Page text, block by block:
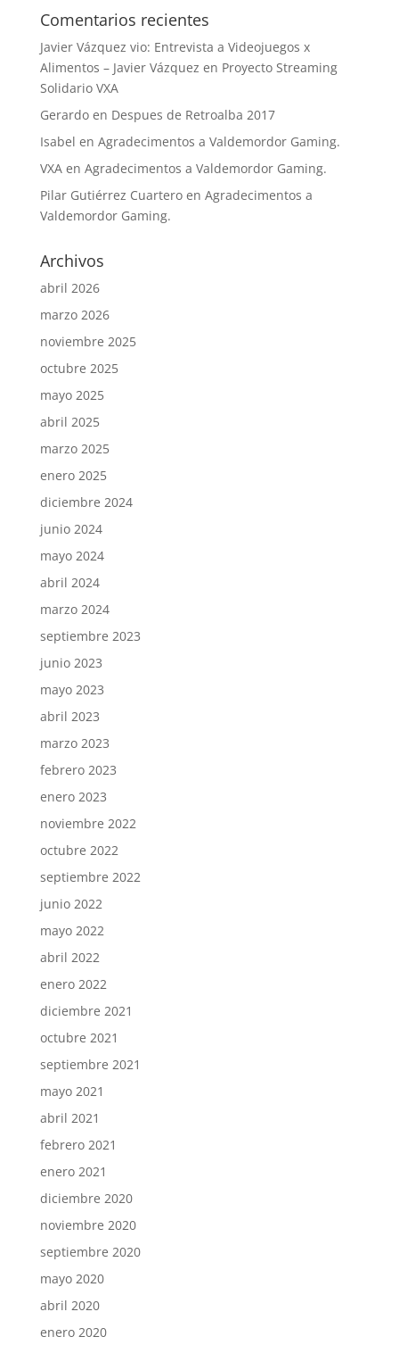
Comentarios recientes
Javier Vázquez vio: Entrevista a Videojuegos x
Alimentos – Javier Vázquez en Proyecto Streaming
Solidario VXA
Gerardoen Despues de Retroalba 2017
Isabel en Agradecimentos a Valdemordor Gaming.
VXAen Agradecimentos a Valdemordor Gaming.
Pilar Gutiérrez Cuarteroen Agradecimentos a
Valdemordor Gaming.
Archivos
abril 2026
marzo 2026
noviembre 2025
octubre 2025
mayo 2025
abril 2025
marzo 2025
enero 2025
diciembre 2024
junio 2024
mayo 2024
abril 2024
marzo 2024
septiembre 2023
junio 2023
mayo 2023
abril 2023
marzo 2023
febrero 2023
enero 2023
noviembre 2022
octubre 2022
septiembre 2022
junio 2022
mayo 2022
abril 2022
enero 2022
diciembre 2021
octubre 2021
septiembre 2021
mayo 2021
abril 2021
febrero 2021
enero 2021
diciembre 2020
noviembre 2020
septiembre 2020
mayo 2020
abril 2020
enero 2020